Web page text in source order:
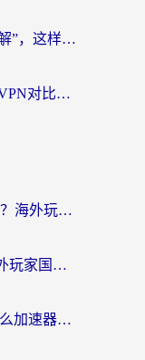
海外党必看：别再纠结“vpn 破解”，这样选回国加速器才能真正无缝访问国内资源
Malus VPN好用吗？和o3cloud VPN对比哪个回国效果更好？
澳洲打逆水寒OL怎么才能不卡？海外玩家国服游戏加速终极指南（附梦幻模拟战地铁跑酷解决办法）
艾希国外加速器哪个好用？海外玩家国服游戏畅玩终极指南（附欧洲玩鸣潮街头篮球实测）
美国玩哈利波特·魔法觉醒用什么加速器？告别延迟的终极指南（含免费QQ炫舞方案+印尼妄想山海秘籍）